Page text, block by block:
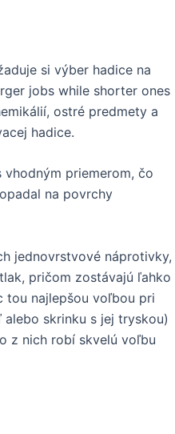
si výber hadice na
jobs while shorter ones
ostré predmety a
hadice.
priemerom, čo
na povrchy
jednovrstvové náprotivky,
pričom zostávajú ľahko
najlepšou voľbou pri
skrinku s jej tryskou)
z nich robí skvelú voľbu